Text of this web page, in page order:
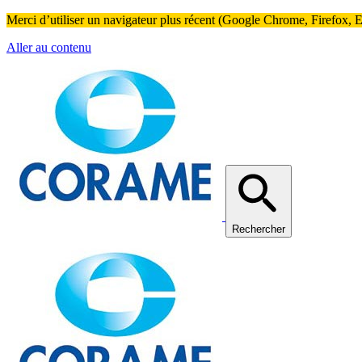
Merci d’utiliser un navigateur plus récent (Google Chrome, Firefox,
Aller au contenu
Rechercher